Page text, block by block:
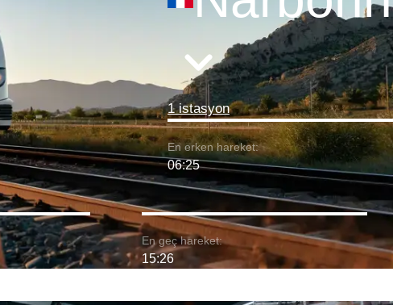
1 istasyon
En erken hareket:
06:25
En geç hareket:
15:26